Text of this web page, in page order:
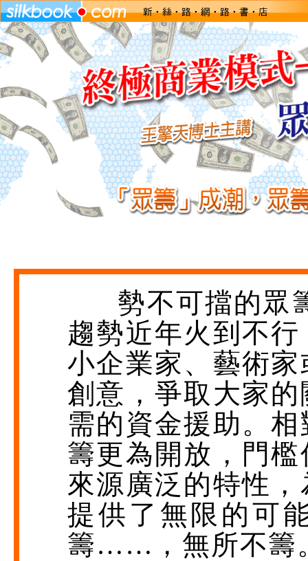
勢不可擋的眾
趨勢近年火到不
小企業家、藝術
創意，爭取大家
需的資金援助。
籌更為開放，門
來源廣泛的特性
提供了無限的可
籌……，無所不籌